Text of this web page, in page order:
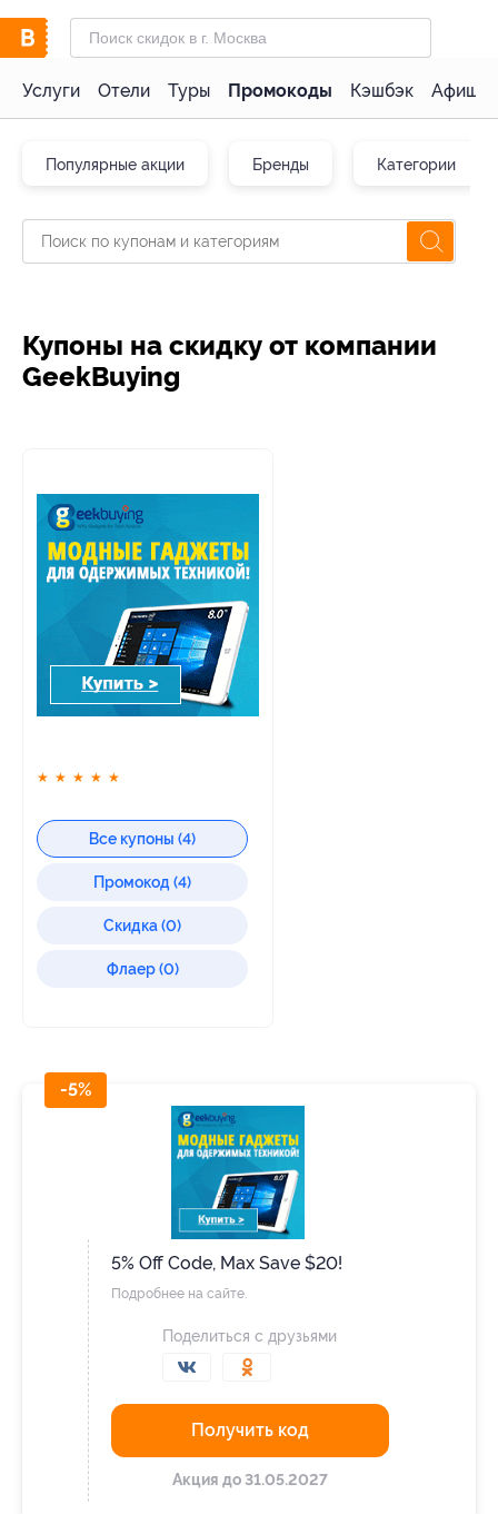
Услуги Отели Туры Промокоды Кэшбэк Афиша
Популярные акции Бренды Категории
Купоны на скидку от компании
GeekBuying
★ ★ ★ ★ ★
Все купоны (4)
Промокод (4)
Скидка (0)
Флаер (0)
-5%
5% Off Code, Max Save $20!
Подробнее на сайте.
Получить код
Акция до 31.05.2027
Поделиться с друзьями